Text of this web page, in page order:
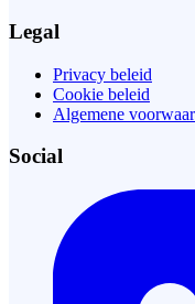
Legal
Privacy beleid
Cookie beleid
Algemene
Social